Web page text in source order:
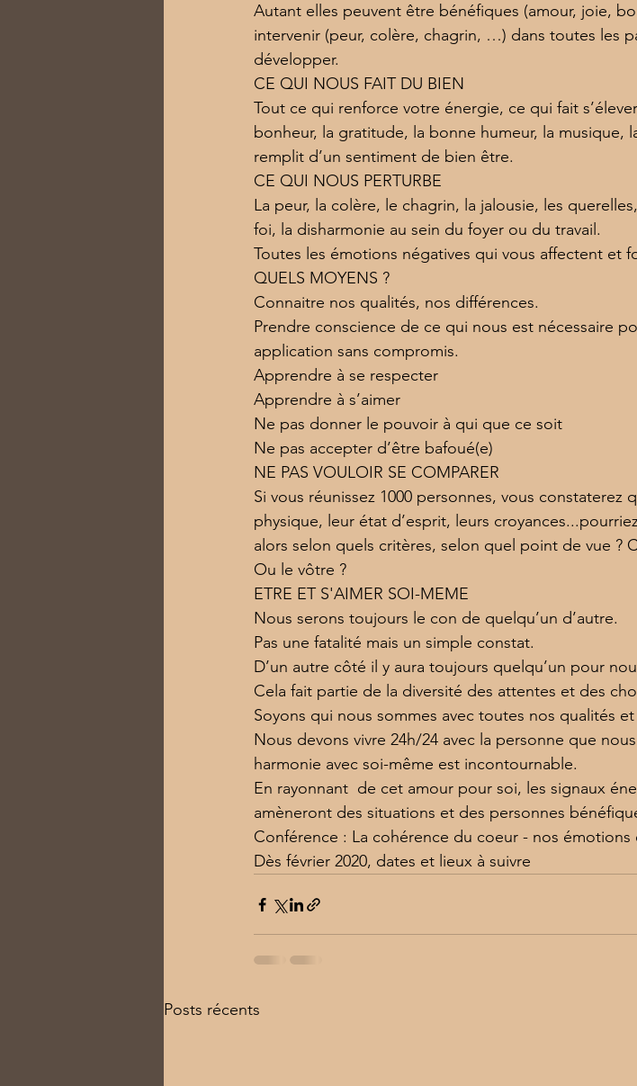
Autant elles peuvent être bénéfiques (amour, joie,
intervenir (peur, colère, chagrin, …) dans toutes les
développer.
CE QUI NOUS FAIT DU BIEN
Tout ce qui renforce votre énergie, ce qui fait
bonheur, la gratitude, la bonne humeur, la musique,
remplit d’un sentiment de bien être.
CE QUI NOUS PERTURBE
La peur, la colère, le chagrin, la jalousie, les
foi, la disharmonie au sein du foyer ou du travail.
Toutes les émotions négatives qui vous affectent et
QUELS MOYENS ?
Connaitre nos qualités, nos différences.
Prendre conscience de ce qui nous est nécessaire
application sans compromis.
Apprendre à se respecter
Apprendre à s’aimer
Ne pas donner le pouvoir à qui que ce soit
Ne pas accepter d’être bafoué(e)
NE PAS VOULOIR SE COMPARER
Si vous réunissez 1000 personnes, vous
physique, leur état d’esprit, leurs
alors selon quels critères, selon quel point de vue ?
Ou le vôtre ?
ETRE ET S'AIMER SOI-MEME
Nous serons toujours le con de quelqu’un d’autre.
Pas une fatalité mais un simple constat.
D’un autre côté il y aura toujours quelqu’un pour
Cela fait partie de la diversité des attentes et des
Soyons qui nous sommes avec toutes nos qualités
Nous devons vivre 24h/24 avec la personne que
harmonie avec soi-même est incontournable.
En rayonnant  de cet amour pour soi, les signaux
amèneront des situations et des personnes
Conférence : La cohérence du coeur - nos
Dès février 2020, dates et lieux à suivre
Posts récents